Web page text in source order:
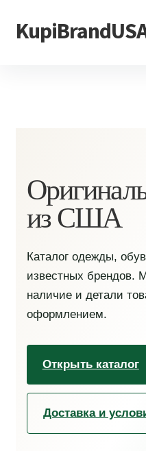
Перейти
к
Перейти
к
из США
Каталог одежды,
известных брендов.
наличие и детали
оформлением.
Открыть каталог
Доставка и